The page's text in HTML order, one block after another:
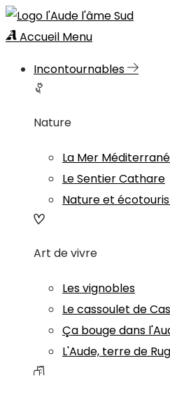
Accueil Menu
Incontournables
Nature
La Mer
Le Sentier Cathare
Nature et
Art de vivre
Les vignobles
Le cassoulet de
Ça bouge dans
L'Aude, terre de